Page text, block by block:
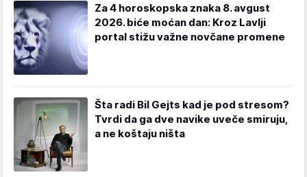
Za 4 horoskopska znaka 8. avgust
2026. biće moćan dan: Kroz Lavlji
portal stižu važne novčane promene
Šta radi Bil Gejts kad je pod stresom?
Tvrdi da ga dve navike uveče smiruju,
a ne koštaju ništa